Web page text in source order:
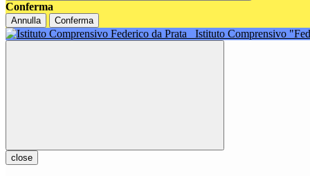
Conferma
Annulla Conferma
Istituto Comprensivo
close